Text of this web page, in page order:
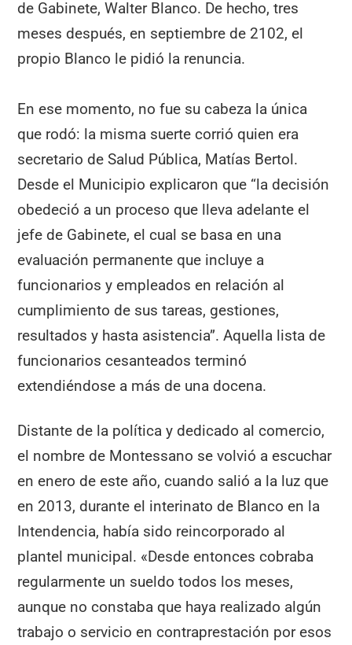
de Gabinete, Walter Blanco. De hecho, tres
meses después, en septiembre de 2102, el
propio Blanco le pidió la renuncia.
En ese momento, no fue su cabeza la única
que rodó: la misma suerte corrió quien era
secretario de Salud Pública, Matías Bertol.
Desde el Municipio explicaron que “la decisión
obedeció a un proceso que lleva adelante el
jefe de Gabinete, el cual se basa en una
evaluación permanente que incluye a
funcionarios y empleados en relación al
cumplimiento de sus tareas, gestiones,
resultados y hasta asistencia”. Aquella lista de
funcionarios cesanteados terminó
extendiéndose a más de una docena.
Distante de la política y dedicado al comercio,
el nombre de Montessano se volvió a escuchar
en enero de este año, cuando salió a la luz que
en 2013, durante el interinato de Blanco en la
Intendencia, había sido reincorporado al
plantel municipal. «Desde entonces cobraba
regularmente un sueldo todos los meses,
aunque no constaba que haya realizado algún
trabajo o servicio en contraprestación por esos